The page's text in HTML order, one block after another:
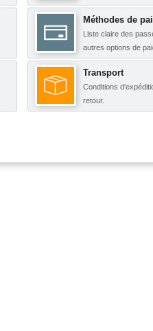
Méthodes de
Liste claire des
autres options de
Transport
Conditions
retour.